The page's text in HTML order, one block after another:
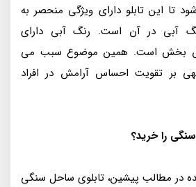
این تابلو دارای ویژگی منحصر به
آبی در آن است. رنگ آبی دارای
بخش است. همین موضوع سبب می
بر تقویت احساس آرامش در افراد
را خرید؟
در مطالب پیشین، تابلوی ساحل سنگی